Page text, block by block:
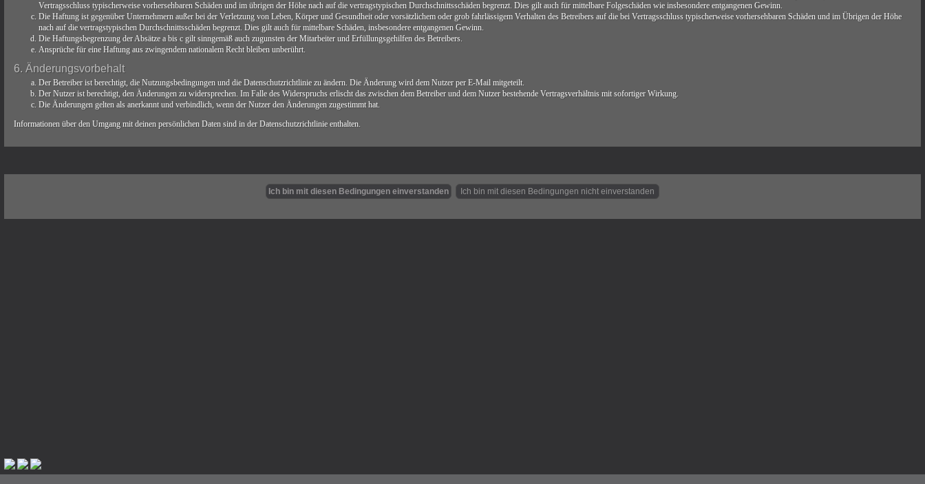
Vertragsschluss typischerweise vorhersehbaren Schäden und im übrigen der Höhe nach auf die vertragstypischen Durchschnittsschäden begrenzt. Dies gilt auch für mittelbare Folgeschäden wie insbesondere entgangenen Gewinn.
Die Haftung ist gegenüber Unternehmern außer bei der Verletzung von Leben, Körper und Gesundheit oder vorsätzlichem oder grob fahrlässigem Verhalten des Betreibers auf die bei Vertragsschluss typischerweise vorhersehbaren Schäden und im Übrigen der Höhe
nach auf die vertragstypischen Durchschnittsschäden begrenzt. Dies gilt auch für mittelbare Schäden, insbesondere entgangenen Gewinn.
Die Haftungsbegrenzung der Absätze a bis c gilt sinngemäß auch zugunsten der Mitarbeiter und Erfüllungsgehilfen des Betreibers.
Ansprüche für eine Haftung aus zwingendem nationalem Recht bleiben unberührt.
6. Änderungsvorbehalt
Der Betreiber ist berechtigt, die Nutzungsbedingungen und die Datenschutzrichtlinie zu ändern. Die Änderung wird dem Nutzer per E-Mail mitgeteilt.
Der Nutzer ist berechtigt, den Änderungen zu widersprechen. Im Falle des Widerspruchs erlischt das zwischen dem Betreiber und dem Nutzer bestehende Vertragsverhältnis mit sofortiger Wirkung.
Die Änderungen gelten als anerkannt und verbindlich, wenn der Nutzer den Änderungen zugestimmt hat.
Informationen über den Umgang mit deinen persönlichen Daten sind in der Datenschutzrichtlinie enthalten.